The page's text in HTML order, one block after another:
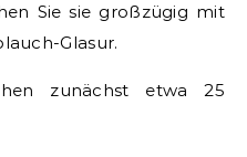
Sie sie großzügig mit
Glasur.
zunächst etwa 25